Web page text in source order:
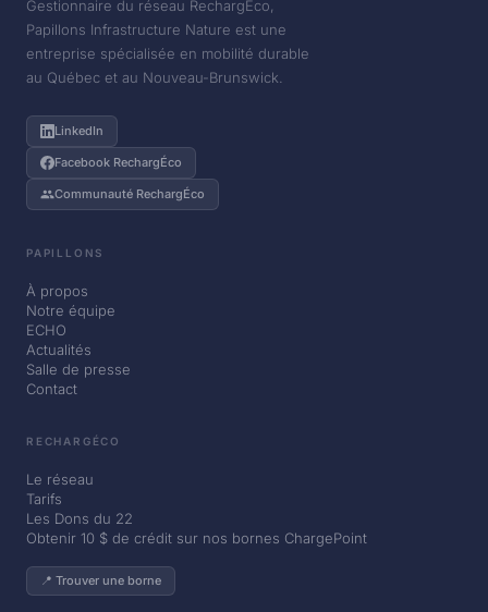
Gestionnaire du réseau RechargÉco,
Papillons Infrastructure Nature est une
entreprise spécialisée en mobilité durable
au Québec et au Nouveau-Brunswick.
LinkedIn
Facebook RechargÉco
Communauté RechargÉco
PAPILLONS
À propos
Notre équipe
ECHO
Actualités
Salle de presse
Contact
RECHARGÉCO
Le réseau
Tarifs
Les Dons du 22
Obtenir 10 $ de crédit sur nos bornes ChargePoint
📍 Trouver une borne